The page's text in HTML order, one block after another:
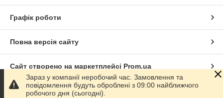
Графік роботи
Повна версія сайту
Сайт створено на маркетплейсі Prom.ua
Політика конфіденційності
Зараз у компанії неробочий час. Замовлення та
повідомлення будуть оброблені з 09:00 найближчого
робочого дня (сьогодні).